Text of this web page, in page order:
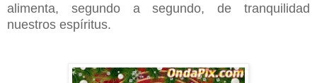
alimenta, segundo a segundo, de tranquilidad
nuestros espíritus.